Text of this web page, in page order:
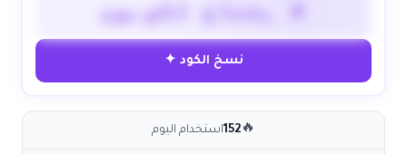
لا يحتاج لكوبون
نسخ الكود ✦
🔥
152استخدام اليوم